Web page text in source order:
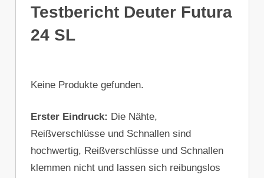
Testbericht Deuter Futura
24 SL
Keine Produkte gefunden.
Erster Eindruck: Die Nähte,
Reißverschlüsse und Schnallen sind
hochwertig, Reißverschlüsse und Schnallen
klemmen nicht und lassen sich reibungslos